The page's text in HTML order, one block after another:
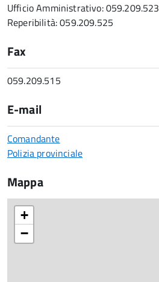
Ufficio Amministrativo: 059.209.523
Reperibilità: 059.209.525
Fax
059.209.515
E-mail
Comandante
Polizia provinciale
Mappa
+
−